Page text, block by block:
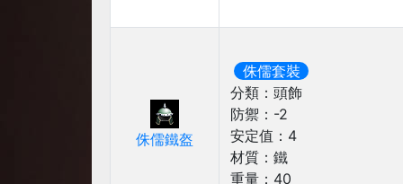
侏儒鐵盔
侏儒套裝
分類： 頭飾
防禦： -2
安定值： 4
材質： 鐵
重量： 40